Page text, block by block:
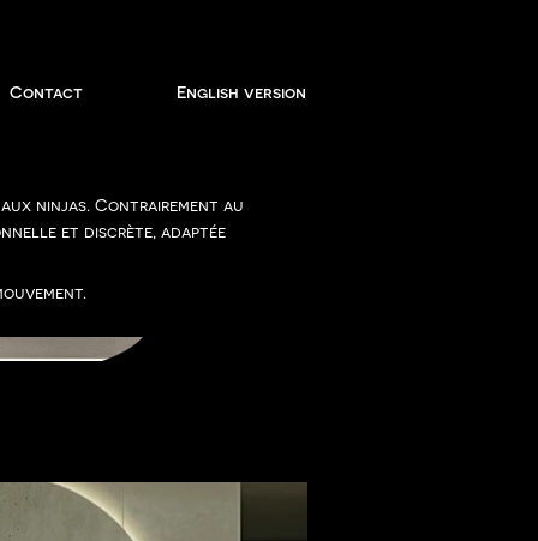
Contact English version
ninjas. Contrairement au
et discrète, adaptée